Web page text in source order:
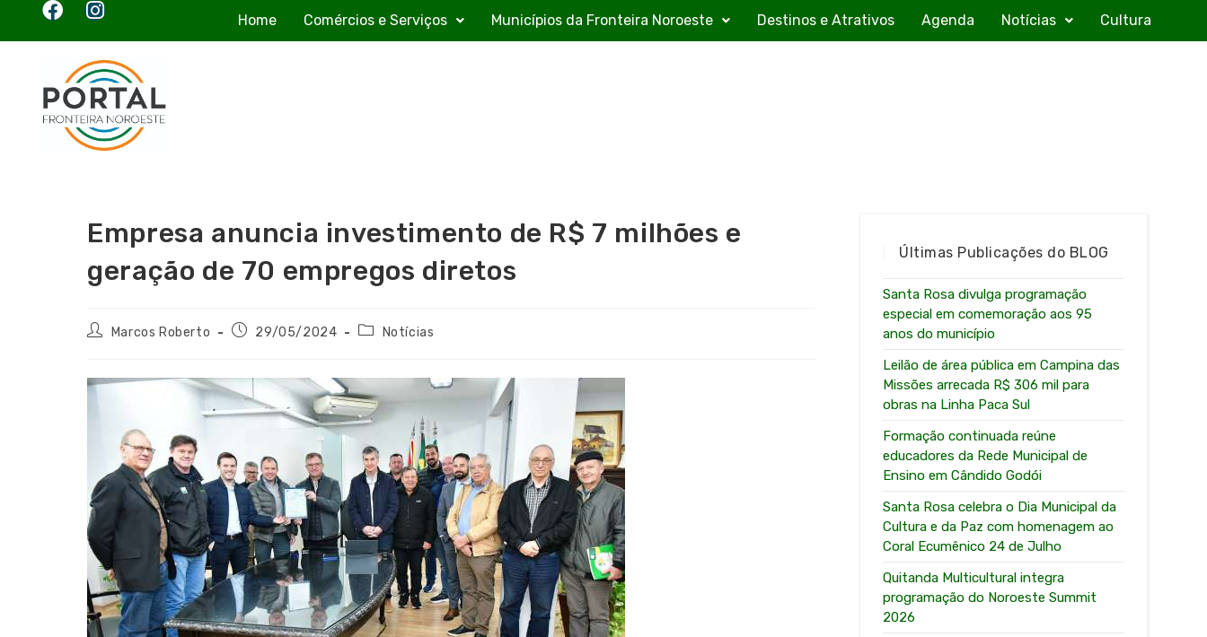
Home Comércios e Serviços Municípios da Fronteira Noroeste Destinos e Atrativos Agenda Notícias Cultura
Empresa anuncia investimento de R$ 7 milhões e
geração de 70 empregos diretos
Marcos Roberto 29/05/2024 Notícias
Últimas Publicações do BLOG
Santa Rosa divulga programação
especial em comemoração aos 95
anos do município
Leilão de área pública em Campina das
Missões arrecada R$ 306 mil para
obras na Linha Paca Sul
Formação continuada reúne
educadores da Rede Municipal de
Ensino em Cândido Godói
Santa Rosa celebra o Dia Municipal da
Cultura e da Paz com homenagem ao
Coral Ecumênico 24 de Julho
Quitanda Multicultural integra
programação do Noroeste Summit
2026